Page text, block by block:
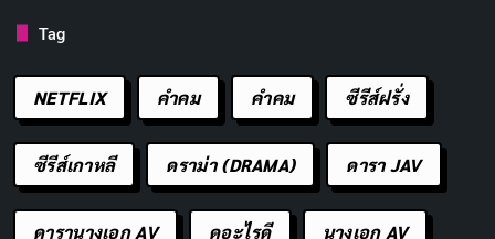
Tag
NETFLIX คำคม คําคม ซีรีส์ฝรั่ง
ซีรีส์เกาหลี ดราม่า (DRAMA) ดารา JAV
ดารานางเอก AV ดูอะไรดี นางเอก AV